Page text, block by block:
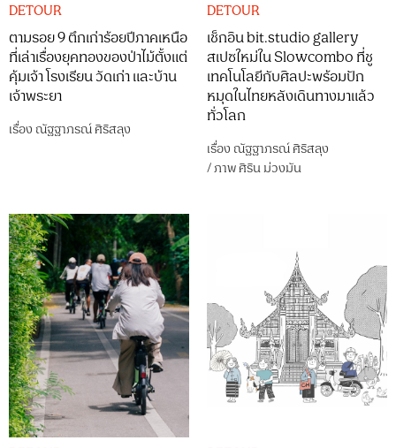
DETOUR
ตามรอย 9 ตึกเก่าร้อยปีภาคเหนือ
ที่เล่าเรื่องยุคทองของป่าไม้ตั้งแต่
คุ้มเจ้า โรงเรียน วัดเก่า และบ้าน
เจ้าพระยา
เรื่องณัฐฐาภรณ์ ศิริสลุง
DETOUR
เช็กอิน bit.studio gallery
สเปซใหม่ใน Slowcombo ที่ชู
เทคโนโลยีกับศิลปะพร้อมปัก
หมุดในไทยหลังเดินทางมาแล้ว
ทั่วโลก
เรื่องณัฐฐาภรณ์ ศิริสลุง
/ภาพศิริน ม่วงมัน